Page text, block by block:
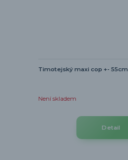
Timotejský maxi cop +- 55cm
Není skladem
Detail